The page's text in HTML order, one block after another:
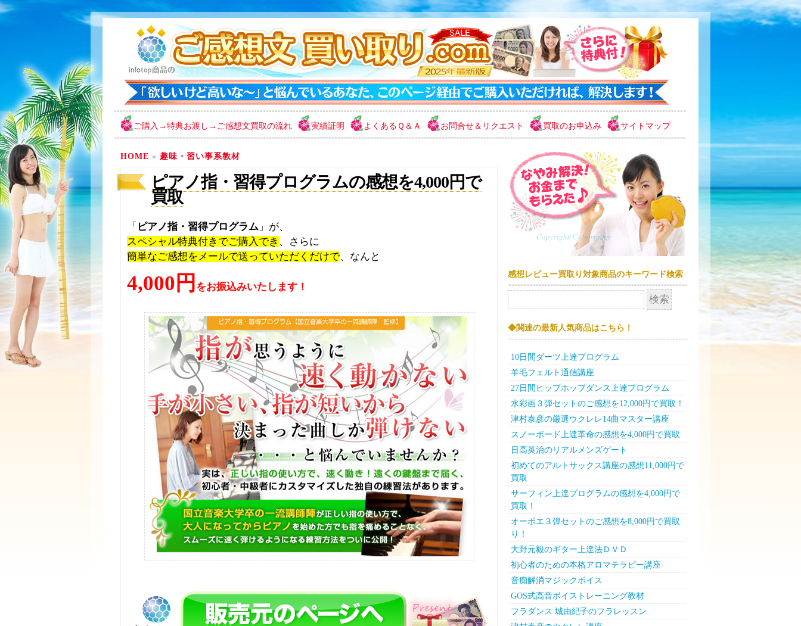
ご購入→特典お渡し→ご感想文買取の流れ 実績証明 よくあるＱ＆Ａ お問合せ＆リクエスト 買取のお申込み サイトマップ
HOME » 趣味・習い事系教材
ピアノ指・習得プログラムの感想を4,000円で
買取
「 ピアノ指・習得プログラム 」が、
スペシャル特典付きでご購入でき 、さらに
簡単なご感想をメールで送っていただくだけで、なんと
4,000円 をお振込みいたします！
感想レビュー買取り対象商品のキーワード検索
検索:
◆関連の最新人気商品はこちら！
10日間ダーツ上達プログラム
羊毛フェルト通信講座
27日間ヒップホップダンス上達プログラム
水彩画３弾セットのご感想を12,000円で買取！
津村泰彦の厳選ウクレレ14曲マスター講座
スノーボード上達革命の感想を4,000円で買取
日高英治のリアルメンズゲート
初めてのアルトサックス講座の感想11,000円で
買取
サーフィン上達プログラムの感想を4,000円で
買取！
オーボエ３弾セットのご感想を8,000円で買取
り！
大野元毅のギター上達法ＤＶＤ
初心者のための本格アロマテラピー講座
音痴解消マジックボイス
GOS式高音ボイストレーニング教材
フラダンス 城由紀子のフラレッスン